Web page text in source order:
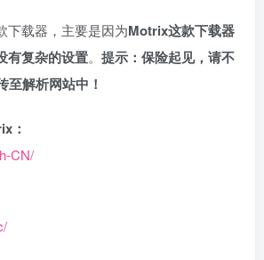
下载器，主要是因为Motrix这款下载器
有复杂的设置。 提示：保险起见，请不
至解析网站中！
：
CN/